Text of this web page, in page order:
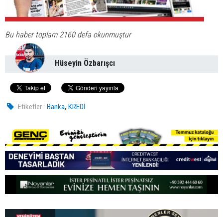
Bu haber toplam 2160 defa okunmuştur
Hüseyin Özbarışcı
Etiketler : Banka,KREDİ